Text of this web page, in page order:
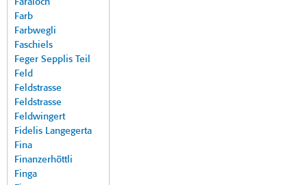
Faraloch
Farb
Farbwegli
Faschiels
Feger Sepplis Teil
Feld
Feldstrasse
Feldstrasse
Feldwingert
Fidelis Langegerta
Fina
Finanzerhöttli
Finga